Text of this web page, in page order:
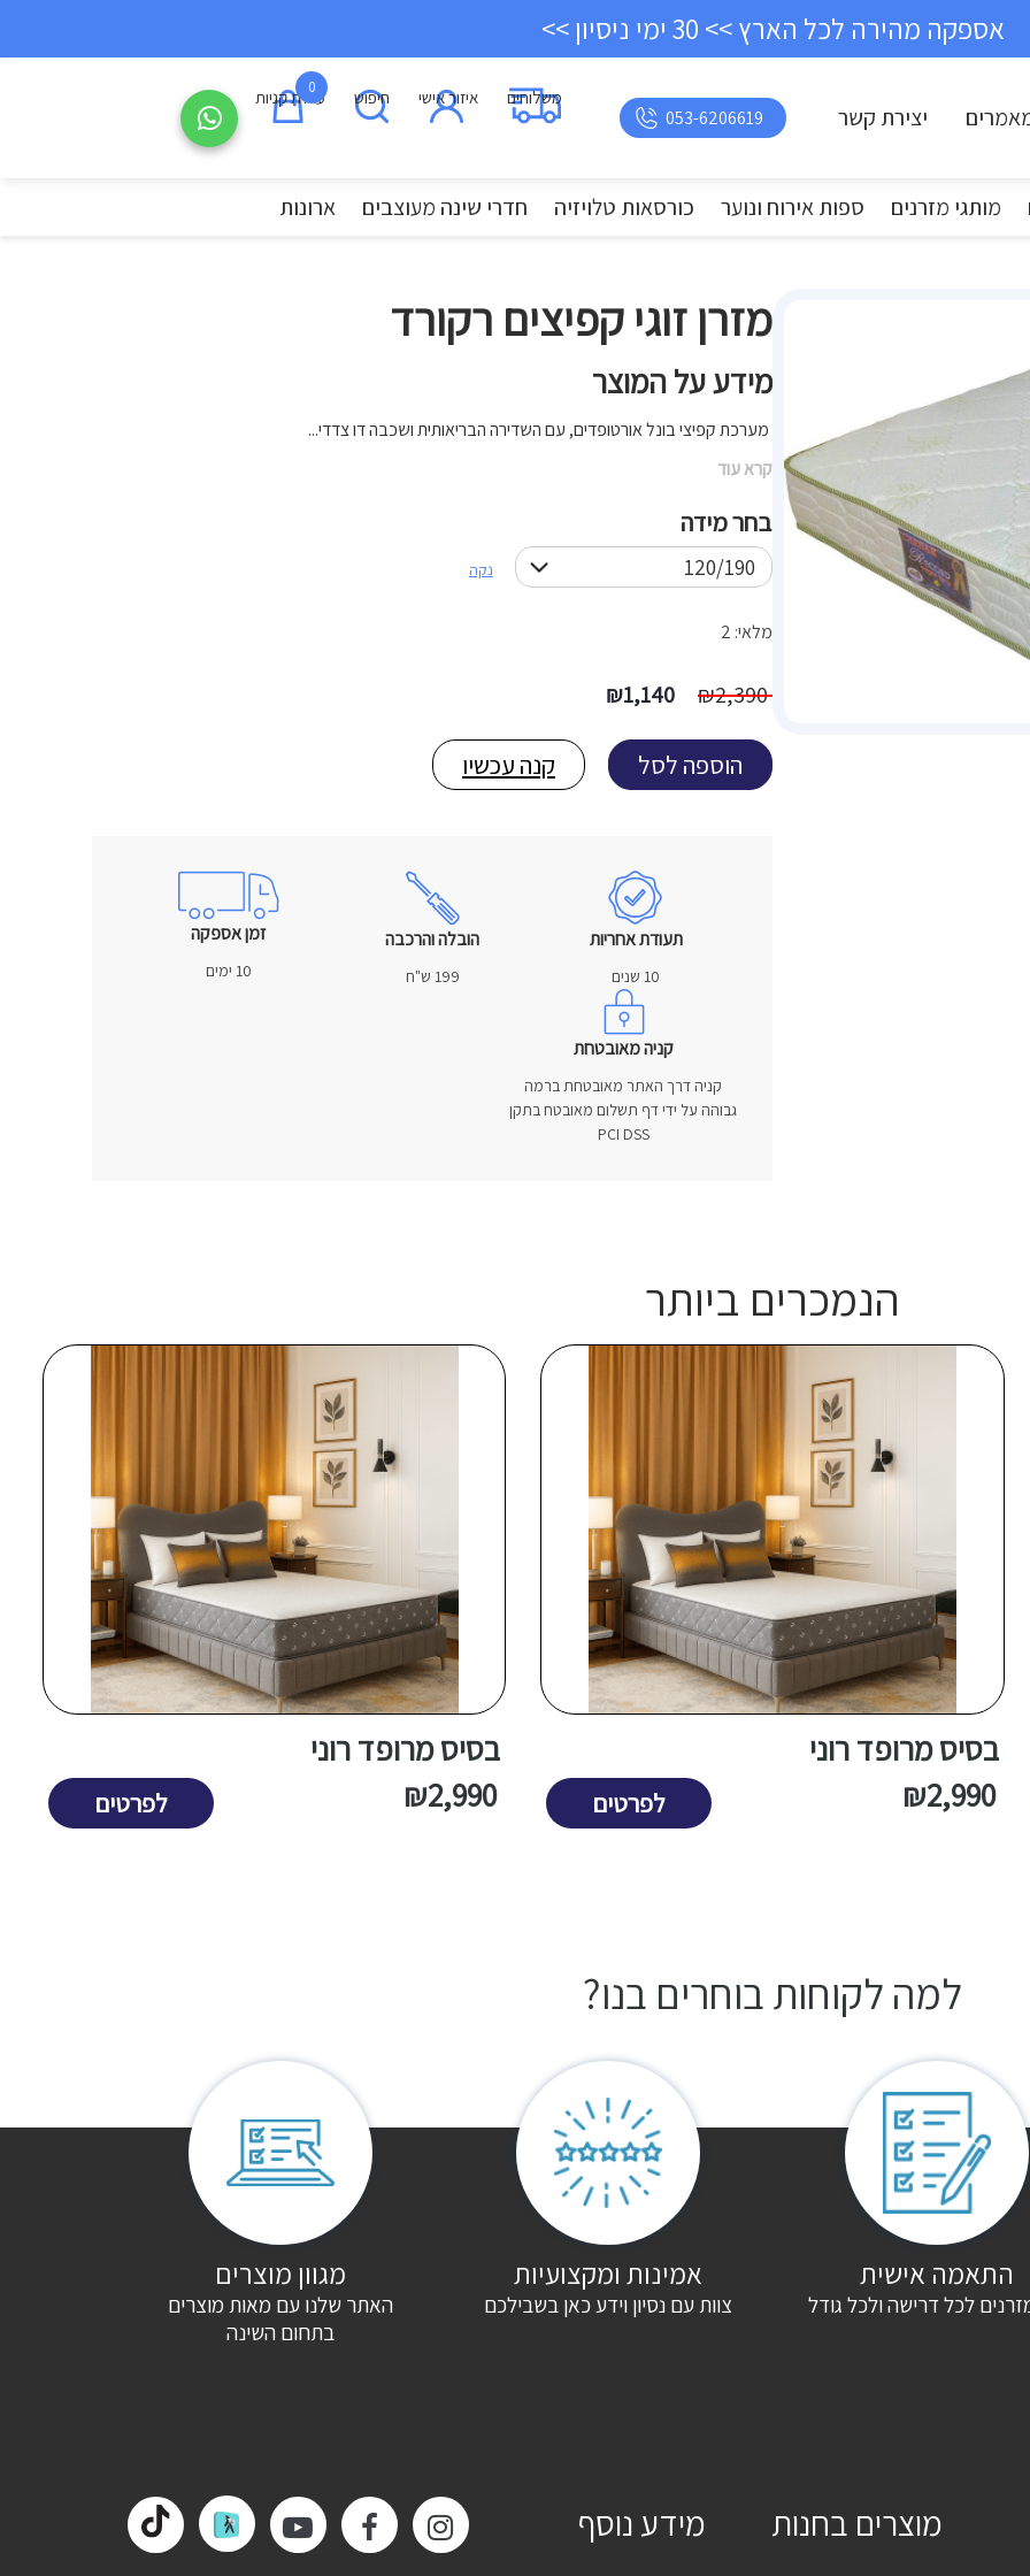
אספקה מהירה לכל הארץ >> 30 ימי ניסיון >>
יצירת קשר 053-6206619
משלוחים איזור אישי חיפוש 0
עגלת קניות
מותגי מזרנים ספות אירוח ונוער כורסאות טלויזיה חדרי שינה מעוצבים ארונות
מזרן זוגי קפיצים רקורד
מידע על המוצר
מערכת קפיצי בונל אורטופדים, עם השדירה הבריאותית ושכבה דו צדדי...
קרא עוד
בחר מידה
נקה
2,390
₪
המחיר
המקורי
היה:
2,390 ₪.
1,140
₪
הוא:
1,140 ₪.
מלאי: 2
הוספה לסל קנה עכשיו
תעודת אחריות
10 שנים
הובלה והרכבה
199 ש"ח
זמן אספקה
10 ימים
קניה מאובטחת
קניה דרך האתר מאובטחת ברמה
גבוהה על ידי דף תשלום מאובטח בתקן
PCI DSS
הנמכרים ביותר
בסיס מרופד רוני
2,990
₪ לפרטים
בסיס מרופד רוני
2,990
₪ לפרטים
למה לקוחות בוחרים בנו?
התאמה אישית
לכל דרישה ולכל גודל
אמינות ומקצועיות
צוות עם נסיון וידע כאן בשבילכם
מגוון מוצרים
האתר שלנו עם מאות מוצרים
בתחום השינה
מוצרים בחנות מידע נוסף